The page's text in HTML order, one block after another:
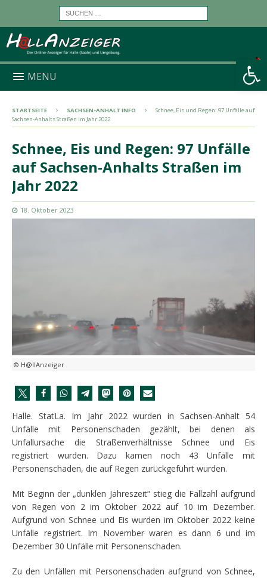
Werkzeugleiste öffnen
MENU
STARTSEITE SACHSEN-ANHALT INFO
Schnee, Eis und Regen: 97 Unfälle auf
Sachsen-Anhalts Straßen im Jahr 2022
Schnee, Eis und Regen: 97 Unfälle
auf Sachsen-Anhalts Straßen im
Jahr 2022
18. Oktober 2023
© H@llAnzeiger
Halle. StatLa. Im Jahr 2022 wurden in Sachsen-Anhalt 54
Unfälle mit Personenschaden gezählt, bei denen als
Unfallursache die Straßenverhältnisse Schnee und Eis
registriert wurden. Dazu kamen noch 43 Unfälle mit
Personenschaden, die auf Regen zurückgeführt wurden.
Mit Beginn der „dunklen Jahreszeit“ stieg die Fallzahl aufgrund
von Regen von 2 im Oktober 2022 auf 10 im Dezember.
Aufgrund von Schnee und Eis wurden im Oktober 2022 keine
Unfälle registriert. Im November waren es dann 6 und im
Dezember 30 Unfälle mit Personenschaden.
Zu den Unfällen mit Personenschaden aufgrund von Schnee,